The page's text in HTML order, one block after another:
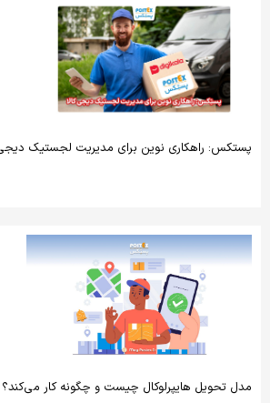
پستکس: راهکاری نوین برای مدیریت لجستیک دیجی
مدل تحویل هایپرلوکال چیست و چگونه کار می‌کند؟